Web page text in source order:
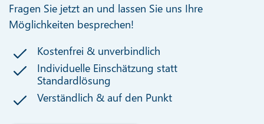
Fragen Sie jetzt an und lassen Sie uns Ihre
Möglichkeiten besprechen!
Kostenfrei & unverbindlich
Individuelle Einschätzung statt
Standardlösung
Verständlich & auf den Punkt